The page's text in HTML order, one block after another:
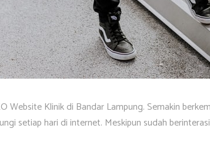
Website Klinik di Bandar Lampung. Semakin
setiap hari di internet. Meskipun sudah